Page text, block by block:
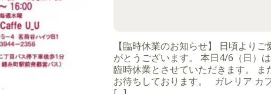
【臨時休業のお知らせ】 日頃よりご
がとうございます。 本日4/6（日）
臨時休業とさせていただきます。 ま
お待ちしております。 ガレリア カ